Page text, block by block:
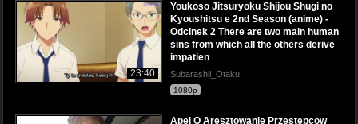
23:40
Youkoso Jitsuryoku Shijou Shugi no
Kyoushitsu e 2nd Season (anime) -
Odcinek 2 There are two main human
sins from which all the others derive
impatien
Subarashii_Otaku
1080p
Apel O Aresztowanie Przestepcow